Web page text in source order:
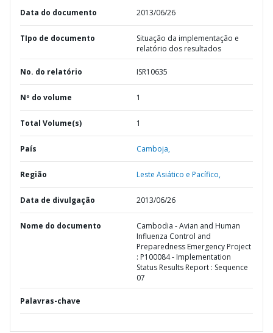
Data do documento 2013/06/26
TIpo de documento
Situação da implementação e
relatório dos resultados
No. do relatório ISR10635
Nº do volume 1
Total Volume(s) 1
País Camboja,
Região Leste Asiático e Pacífico,
Data de divulgação 2013/06/26
Nome do documento
Cambodia - Avian and Human
Influenza Control and
Preparedness Emergency Project
: P100084 - Implementation
Status Results Report : Sequence
07
Palavras-chave